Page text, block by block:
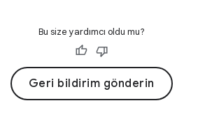
Bu size yardımcı oldu mu?
Geri bildirim gönderin